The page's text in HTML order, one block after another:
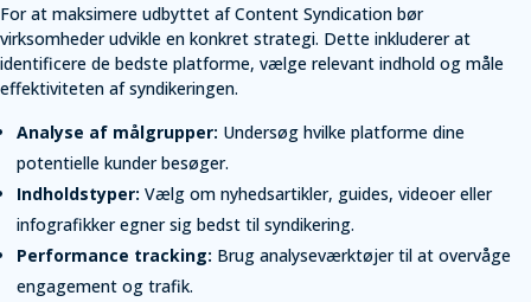
For at maksimere udbyttet af Content Syndication bør
virksomheder udvikle en konkret strategi. Dette inkluderer at
identificere de bedste platforme, vælge relevant indhold og måle
effektiviteten af syndikeringen.
Analyse af målgrupper: Undersøg hvilke platforme dine
potentielle kunder besøger.
Indholdstyper: Vælg om nyhedsartikler, guides, videoer eller
infografikker egner sig bedst til syndikering.
Performance tracking: Brug analyseværktøjer til at overvåge
engagement og trafik.